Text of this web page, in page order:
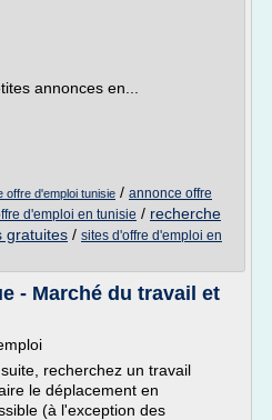
annonces en...
offre d'emploi tunisie / annonce offre
d'emploi en tunisie / recherche
gratuites / sites d'offre d'emploi en
- Marché du travail et
recherchez un travail
le déplacement en
(à l'exception des